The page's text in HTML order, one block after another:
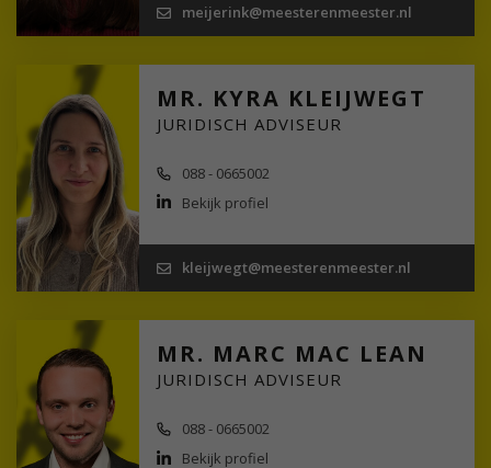
meijerink@meesterenmeester.nl
MR. KYRA KLEIJWEGT
JURIDISCH ADVISEUR
088 - 0665002
Bekijk profiel
kleijwegt@meesterenmeester.nl
MR. MARC MAC LEAN
JURIDISCH ADVISEUR
088 - 0665002
Bekijk profiel